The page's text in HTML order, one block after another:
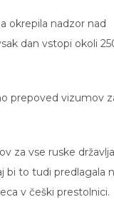
okrepila nadzor nad
dan vstopi okoli
prepoved vizumov
za vse ruske
bi to tudi predlagala
v češki prestolnici.